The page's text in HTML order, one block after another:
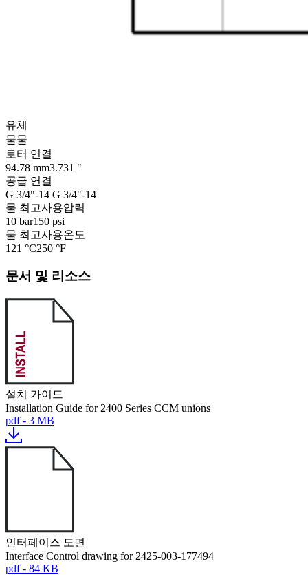
유체
물물
로터 연결
94.78 mm3.731 "
공급 연결
G 3/4"-14 G 3/4"-14
물 최고사용압력
10 bar150 psi
물 최고사용온도
121 °C250 °F
문서 및 리소스
설치 가이드
Installation Guide for 2400 Series CCM unions
pdf - 3 MB
인터페이스 도면
Interface Control drawing for 2425-003-177494
pdf - 84 KB